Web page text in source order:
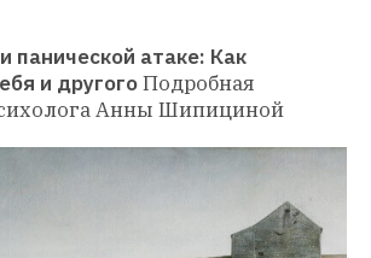
панической атаке: Как
и другогоПодробная
Анны Шипициной